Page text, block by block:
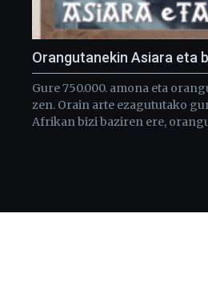
Orangutanekin Asiara eta
Gure 750.000. amona eta
zen. Orain arte ezagututako
Afrikan bizi baziren ere,